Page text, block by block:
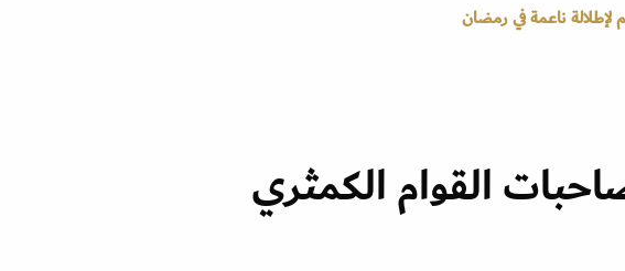
ناعمة في رمضان
القوام الكمثري